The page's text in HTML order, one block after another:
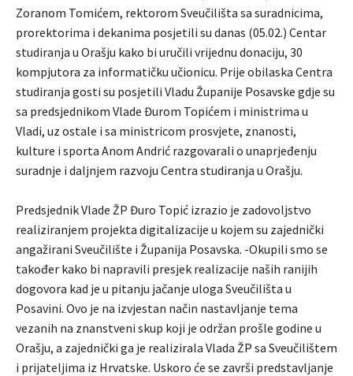
Zoranom Tomićem, rektorom Sveučilišta sa suradnicima,
prorektorima i dekanima posjetili su danas (05.02.) Centar
studiranja u Orašju kako bi uručili vrijednu donaciju, 30
kompjutora za informatičku učionicu. Prije obilaska Centra
studiranja gosti su posjetili Vladu Županije Posavske gdje su
sa predsjednikom Vlade Đurom Topićem i ministrima u
Vladi, uz ostale i sa ministricom prosvjete, znanosti,
kulture i sporta Anom Andrić razgovarali o unaprjeđenju
suradnje i daljnjem razvoju Centra studiranja u Orašju.
Predsjednik Vlade ŽP Đuro Topić izrazio je zadovoljstvo
realiziranjem projekta digitalizacije u kojem su zajednički
angažirani Sveučilište i Županija Posavska. -Okupili smo se
također kako bi napravili presjek realizacije naših ranijih
dogovora kad je u pitanju jačanje uloga Sveučilišta u
Posavini. Ovo je na izvjestan način nastavljanje tema
vezanih na znanstveni skup koji je održan prošle godine u
Orašju, a zajednički ga je realizirala Vlada ŽP sa Sveučilištem
i prijateljima iz Hrvatske. Uskoro će se završi predstavljanje